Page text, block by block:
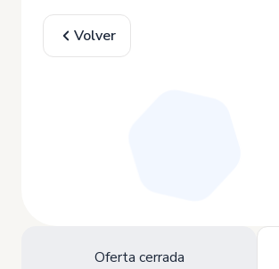
Volver
Oferta cerrada